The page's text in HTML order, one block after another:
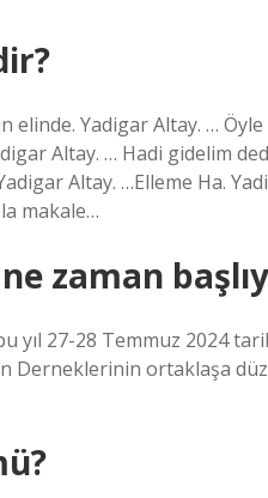
Yadigar Altay. … Öyle
Altay. … Hadi gidelim
Altay. …Elleme Ha.
makale…
zaman
yıl 27-28 Temmuz 2024
Derneklerinin ortaklaşa